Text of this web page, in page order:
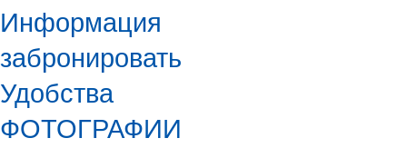
Информация
забронировать
Удобства
ФОТОГРАФИИ